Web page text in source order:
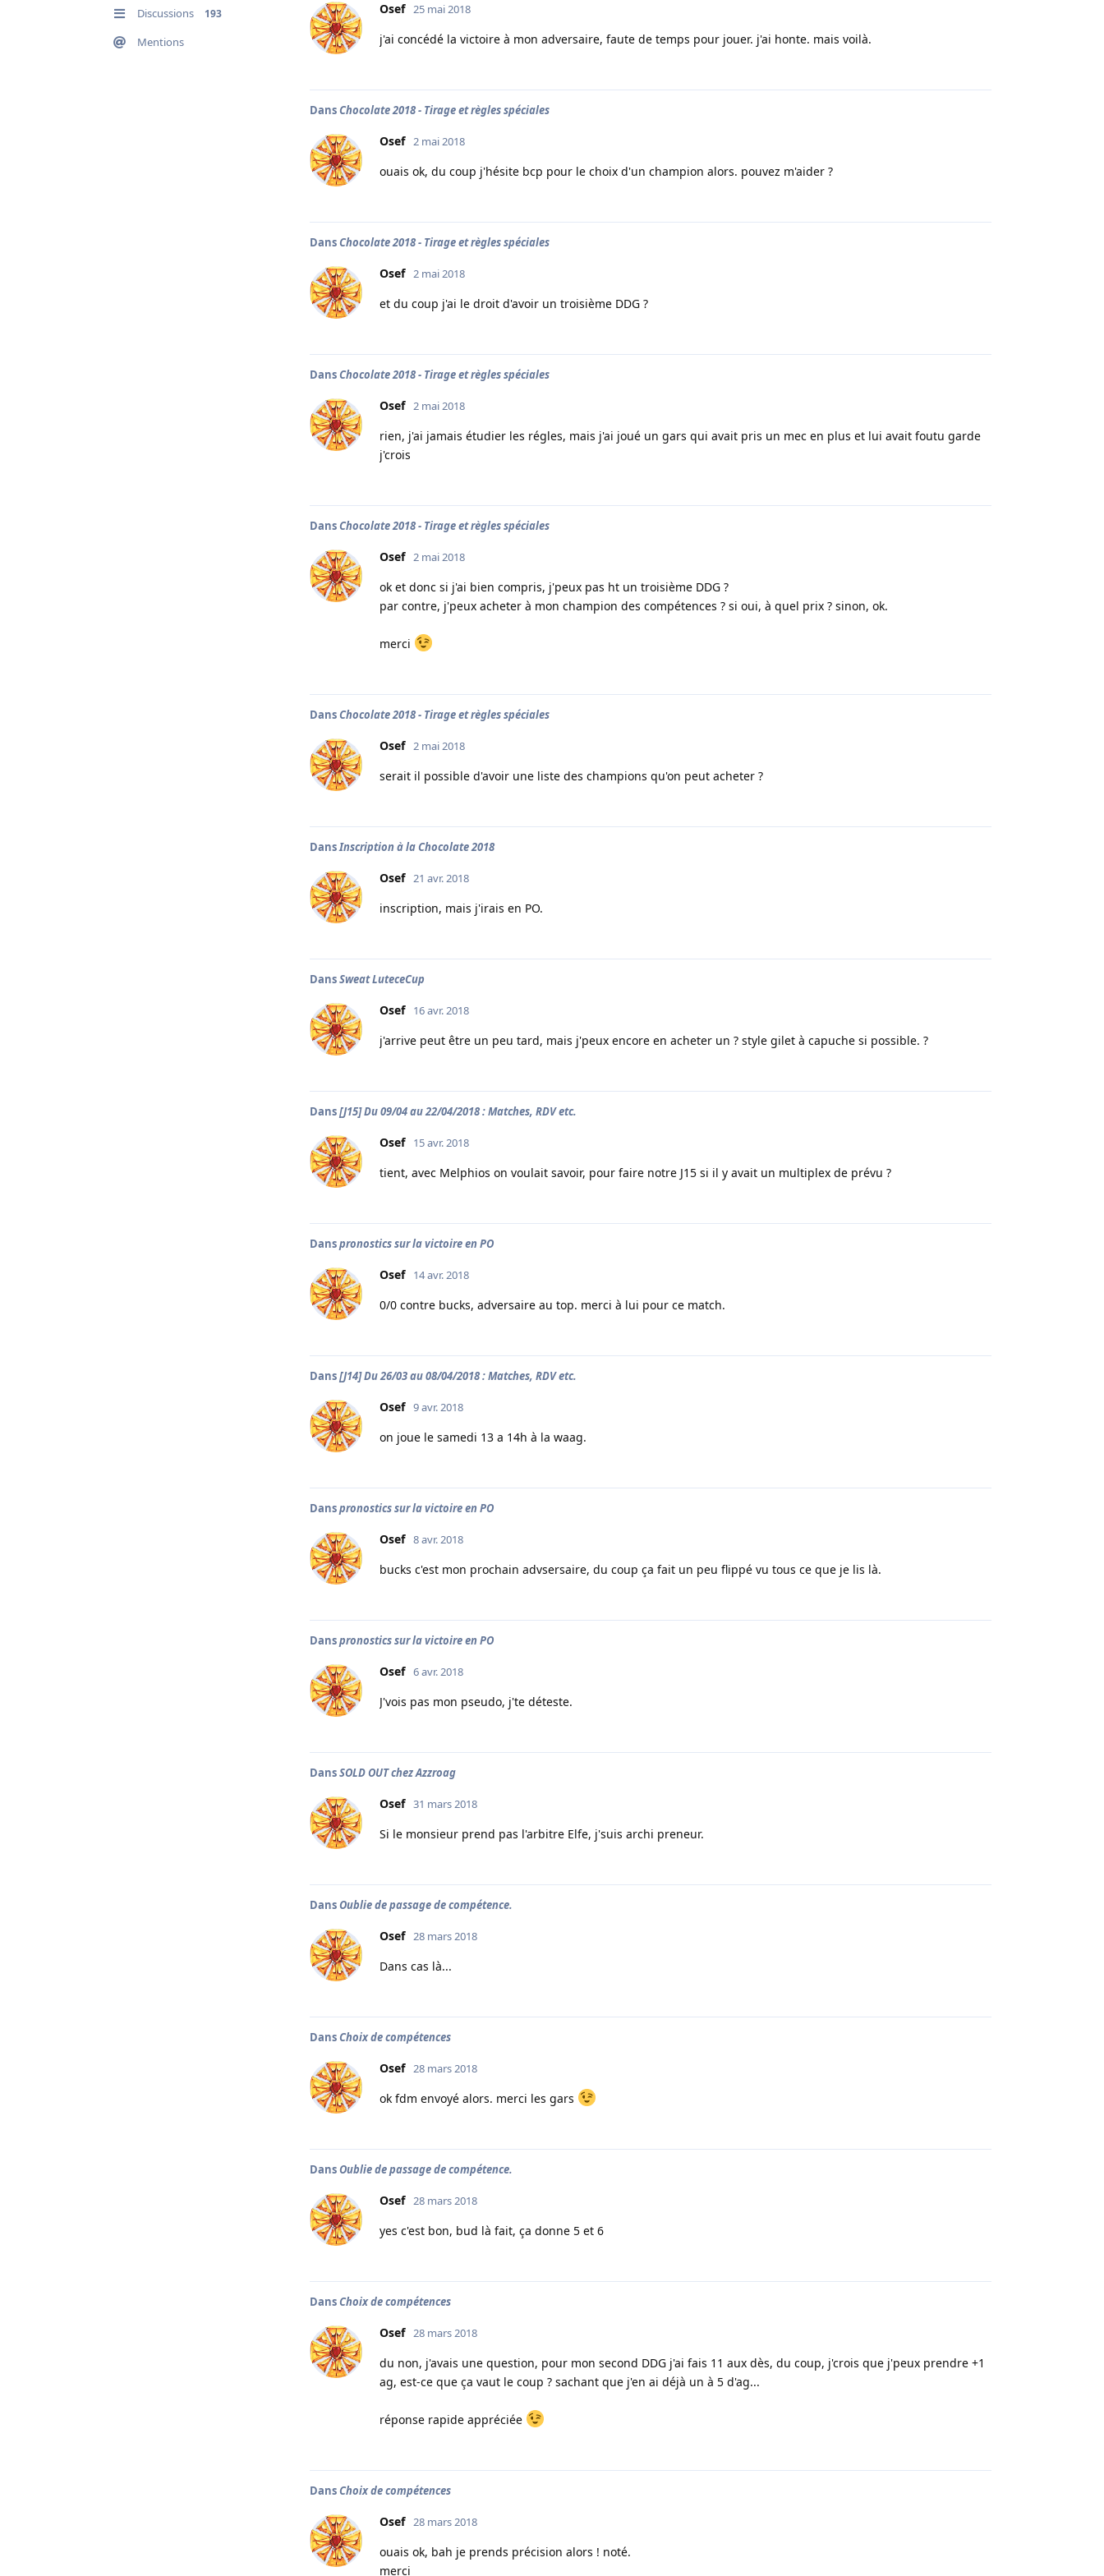
Discussions 193
Mentions
Osef 25 mai 2018
j'ai concédé la victoire à mon adversaire, faute de temps pour jouer. j'ai honte. mais voilà.
DansChocolate 2018 - Tirage et règles spéciales
Osef 2 mai 2018
ouais ok, du coup j'hésite bcp pour le choix d'un champion alors. pouvez m'aider ?
DansChocolate 2018 - Tirage et règles spéciales
Osef 2 mai 2018
et du coup j'ai le droit d'avoir un troisième DDG ?
DansChocolate 2018 - Tirage et règles spéciales
Osef 2 mai 2018
rien, j'ai jamais étudier les régles, mais j'ai joué un gars qui avait pris un mec en plus et lui avait foutu garde
j'crois
DansChocolate 2018 - Tirage et règles spéciales
Osef 2 mai 2018
ok et donc si j'ai bien compris, j'peux pas ht un troisième DDG ?
par contre, j'peux acheter à mon champion des compétences ? si oui, à quel prix ? sinon, ok.
merci
DansChocolate 2018 - Tirage et règles spéciales
Osef 2 mai 2018
serait il possible d'avoir une liste des champions qu'on peut acheter ?
DansInscription à la Chocolate 2018
Osef 21 avr. 2018
inscription, mais j'irais en PO.
DansSweat LuteceCup
Osef 16 avr. 2018
j'arrive peut être un peu tard, mais j'peux encore en acheter un ? style gilet à capuche si possible. ?
Dans[J15] Du 09/04 au 22/04/2018 : Matches, RDV etc.
Osef 15 avr. 2018
tient, avec Melphios on voulait savoir, pour faire notre J15 si il y avait un multiplex de prévu ?
Danspronostics sur la victoire en PO
Osef 14 avr. 2018
0/0 contre bucks, adversaire au top. merci à lui pour ce match.
Dans[J14] Du 26/03 au 08/04/2018 : Matches, RDV etc.
Osef 9 avr. 2018
on joue le samedi 13 a 14h à la waag.
Danspronostics sur la victoire en PO
Osef 8 avr. 2018
bucks c'est mon prochain advsersaire, du coup ça fait un peu flippé vu tous ce que je lis là.
Danspronostics sur la victoire en PO
Osef 6 avr. 2018
J'vois pas mon pseudo, j'te déteste.
DansSOLD OUT chez Azzroag
Osef 31 mars 2018
Si le monsieur prend pas l'arbitre Elfe, j'suis archi preneur.
DansOublie de passage de compétence.
Osef 28 mars 2018
Dans cas là...
DansChoix de compétences
Osef 28 mars 2018
ok fdm envoyé alors. merci les gars
DansOublie de passage de compétence.
Osef 28 mars 2018
yes c'est bon, bud là fait, ça donne 5 et 6
DansChoix de compétences
Osef 28 mars 2018
du non, j'avais une question, pour mon second DDG j'ai fais 11 aux dès, du coup, j'crois que j'peux prendre +1
ag, est-ce que ça vaut le coup ? sachant que j'en ai déjà un à 5 d'ag...
réponse rapide appréciée
DansChoix de compétences
Osef 28 mars 2018
ouais ok, bah je prends précision alors ! noté.
merci